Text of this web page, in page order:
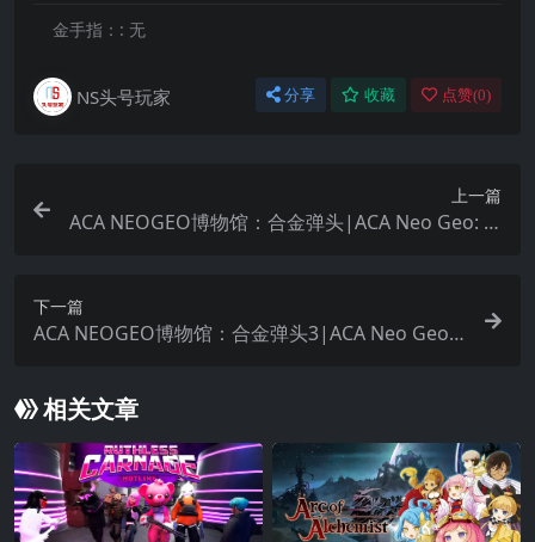
金手指：: 无
NS头号玩家 分享 收藏 点赞(0)
上一篇
ACA NEOGEO博物馆：合金弹头|ACA Neo Geo: M
下一篇
ACA NEOGEO博物馆：合金弹头3|ACA Neo Geo:
相关文章